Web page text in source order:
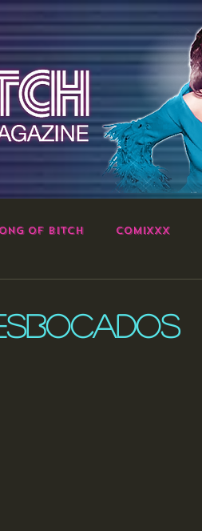
of Bitch ComiXXX